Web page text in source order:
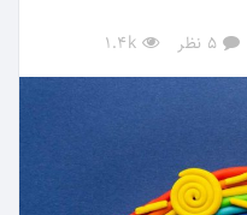
5 نظر 1.4k